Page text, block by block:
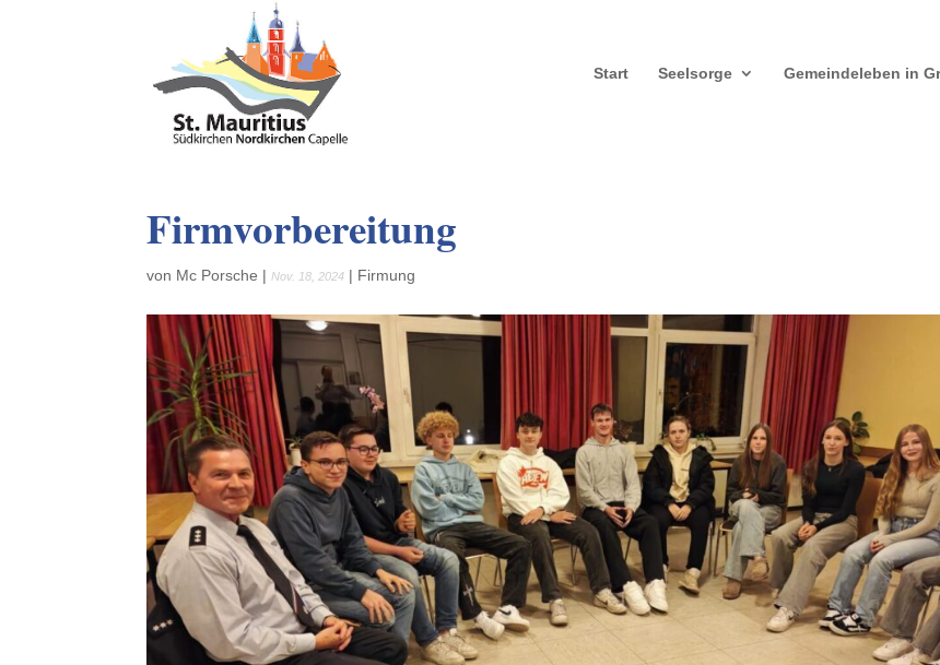
Start Seelsorge Gemeindeleben in
Firmvorbereitung
von Mc Porsche | Nov. 18, 2024 | Firmung